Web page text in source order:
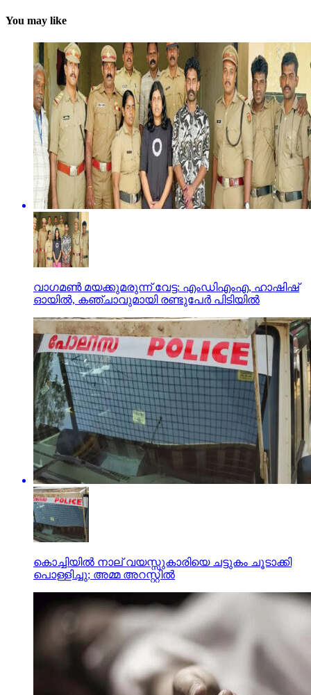
You may like
വാഗമണ്‍ മയക്കുമരുന്ന് വേട്ട: എംഡിഎംഎ, ഹാഷിഷ്
ഓയില്‍, കഞ്ചാവുമായി രണ്ടുപേര്‍ പിടിയില്‍
കൊച്ചിയില്‍ നാല് വയസ്സുകാരിയെ ചട്ടുകം ചൂടാക്കി
പൊള്ളിച്ചു; അമ്മ അറസ്റ്റില്‍